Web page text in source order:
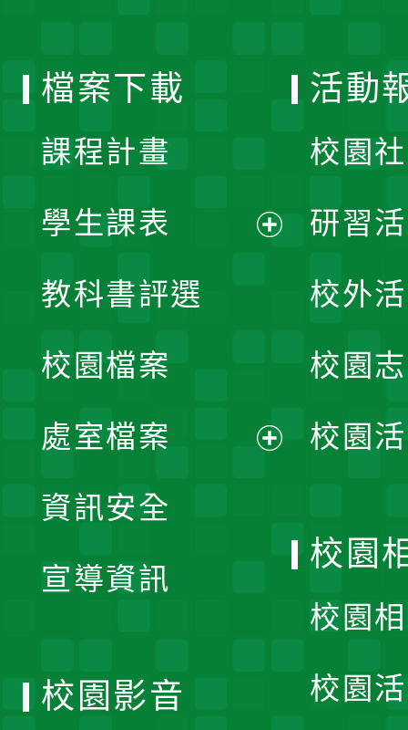
檔案下載
課程計畫
學生課表
單
教科書評選
校園檔案
處室檔案
資訊安全
宣導資訊
活動
校園
研習
校外
校園
校園
校園
校園
校園
校園影音